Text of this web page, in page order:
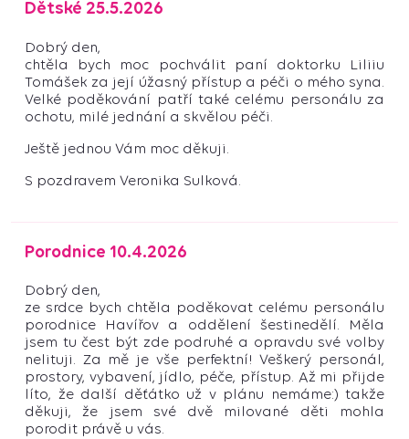
Dětské 25.5.2026
Dobrý den,
chtěla bych moc pochválit paní doktorku Liliiu
Tomášek za její úžasný přístup a péči o mého syna.
Velké poděkování patří také celému personálu za
ochotu, milé jednání a skvělou péči.
Ještě jednou Vám moc děkuji.
S pozdravem Veronika Sulková.
Porodnice 10.4.2026
Dobrý den,
ze srdce bych chtěla poděkovat celému personálu
porodnice Havířov a oddělení šestinedělí. Měla
jsem tu čest být zde podruhé a opravdu své volby
nelituji. Za mě je vše perfektní! Veškerý personál,
prostory, vybavení, jídlo, péče, přístup. Až mi přijde
líto, že další děťátko už v plánu nemáme:) takže
děkuji, že jsem své dvě milované děti mohla
porodit právě u vás.